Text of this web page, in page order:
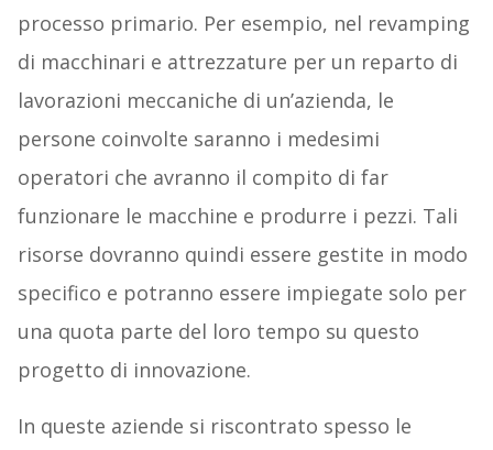
processo primario. Per esempio, nel revamping
di macchinari e attrezzature per un reparto di
lavorazioni meccaniche di un’azienda, le
persone coinvolte saranno i medesimi
operatori che avranno il compito di far
funzionare le macchine e produrre i pezzi. Tali
risorse dovranno quindi essere gestite in modo
specifico e potranno essere impiegate solo per
una quota parte del loro tempo su questo
progetto di innovazione.
In queste aziende si riscontrato spesso le